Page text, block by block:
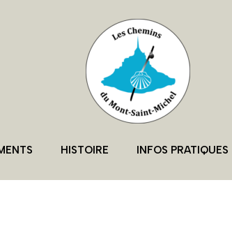
HISTOIRE INFOS PRATIQUES